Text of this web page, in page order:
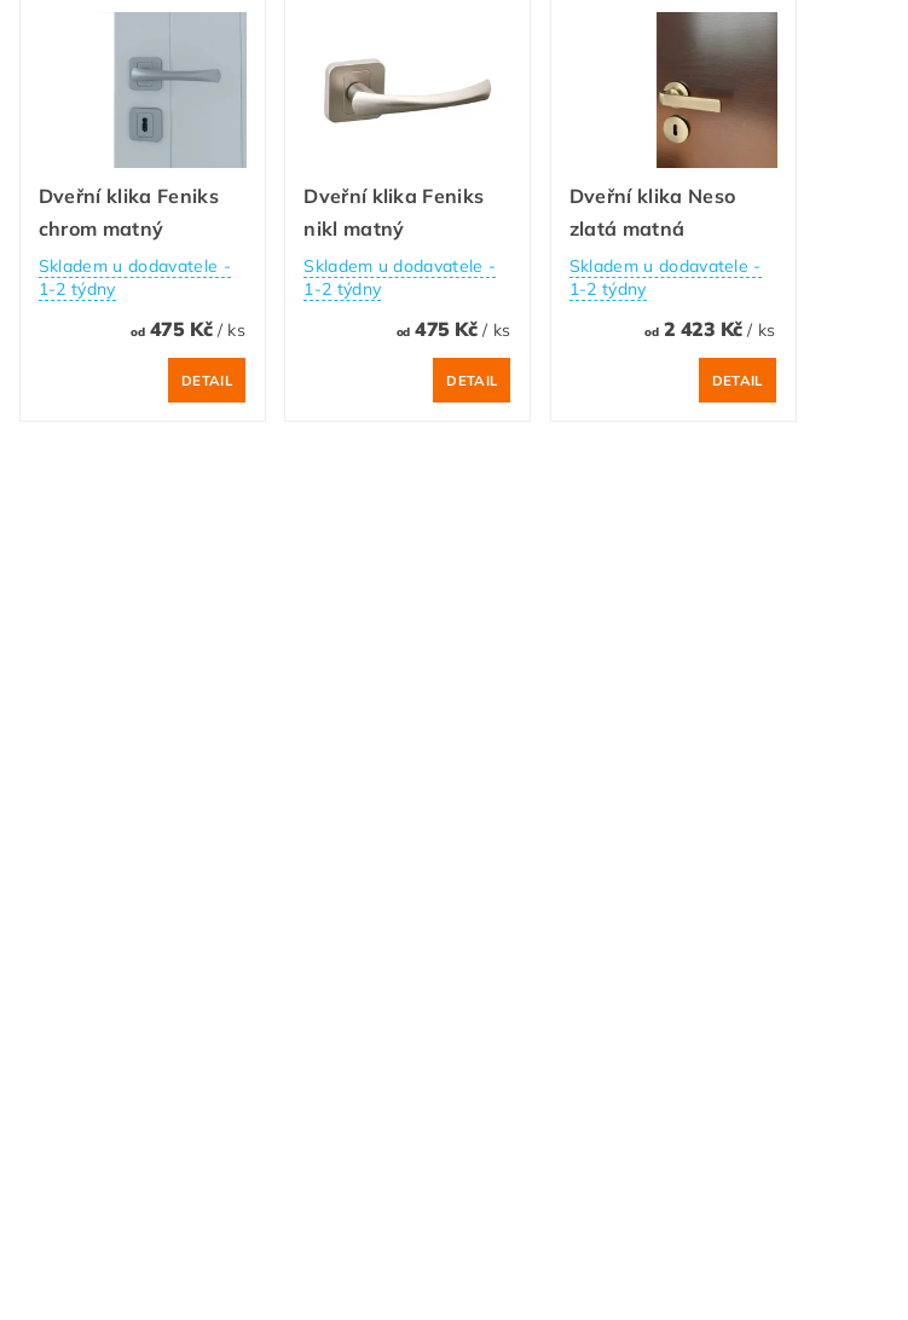
Dveřní klika Feniks
chrom matný
Skladem u dodavatele -
1-2 týdny
od475 Kč / ks
DETAIL
Dveřní klika Feniks
nikl matný
Skladem u dodavatele -
1-2 týdny
od475 Kč / ks
DETAIL
Dveřní klika Neso
zlatá matná
Skladem u dodavatele -
1-2 týdny
od2 423 Kč/ ks
DETAIL